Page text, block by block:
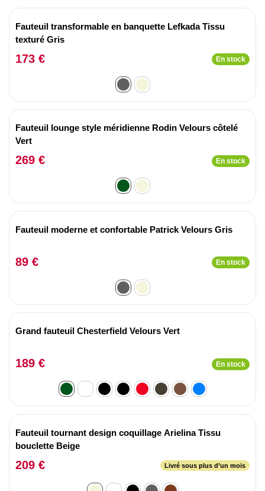
Fauteuil transformable en banquette Lefkada Tissu
texturé Gris
173 € En stock
Fauteuil lounge style méridienne Rodin Velours côtelé
Vert
269 € En stock
Fauteuil moderne et confortable Patrick Velours Gris
89 € En stock
Grand fauteuil Chesterfield Velours Vert
189 € En stock
Fauteuil tournant design coquillage Arielina Tissu
bouclette Beige
209 € Livré sous plus d’un mois